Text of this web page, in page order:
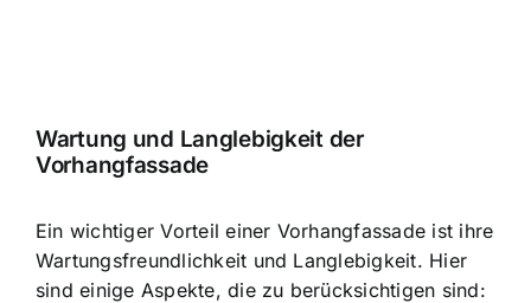
Wartung und Langlebigkeit der
Vorhangfassade
Ein wichtiger Vorteil einer Vorhangfassade ist ihre
Wartungsfreundlichkeit und Langlebigkeit. Hier
sind einige Aspekte, die zu berücksichtigen sind: